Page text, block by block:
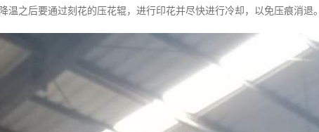
之后要通过刻花的压花辊，进行印花并尽快进行冷却，以免压痕消退。